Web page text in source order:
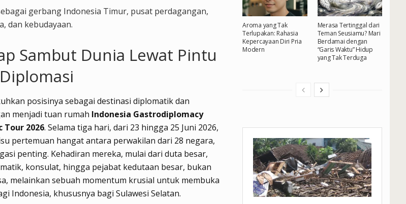
gerbang Indonesia Timur, pusat perdagangan,
dan kebudayaan.
Sambut Dunia Lewat Pintu
posisinya sebagai destinasi diplomatik dan
menjadi tuan rumah Indonesia Gastrodiplomacy
Tour 2026. Selama tiga hari, dari 23 hingga 25 Juni 2026,
pertemuan hangat antara perwakilan dari 28 negara,
penting. Kehadiran mereka, mulai dari duta besar,
konsulat, hingga pejabat kedutaan besar, bukan
melainkan sebuah momentum krusial untuk membuka
Indonesia, khususnya bagi Sulawesi Selatan.
Aroma yang Tak
Terlupakan: Rahasia
Kepercayaan Diri Pria
Modern
Merasa Tertinggal dari
Teman Seusiamu? Mari
Berdamai dengan
“Garis Waktu” Hidup
yang Tak Terduga